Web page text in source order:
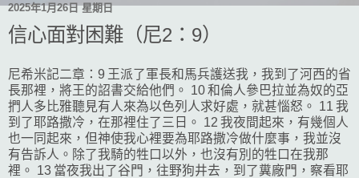
2025年1月26日 星期日
信心面對困難（尼2：9）
尼希米記二章：9 王派了軍長和馬兵護送我，我到了河西的省
長那裡，將王的詔書交給他們。 10 和倫人參巴拉並為奴的亞
捫人多比雅聽見有人來為以色列人求好處，就甚惱怒。 11 我
到了耶路撒冷，在那裡住了三日。 12 我夜間起來，有幾個人
也一同起來，但神使我心裡要為耶路撒冷做什麼事，我並沒
有告訴人。除了我騎的牲口以外，也沒有別的牲口在我那
裡。 13 當夜我出了谷門，往野狗井去，到了糞廠門，察看耶